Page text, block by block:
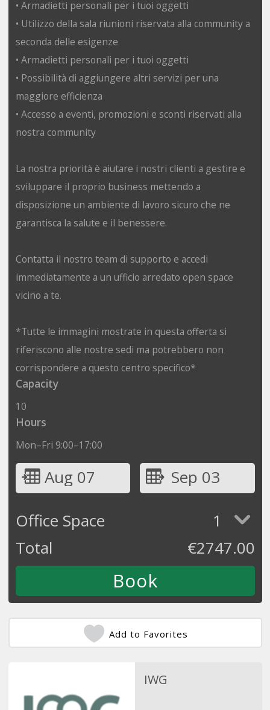
• Armadietti personali per i tuoi oggetti
• Utilizzo della sala riunioni riservata alla community a
seconda delle esigenze
• Armadietti personali per i tuoi oggetti
• Possibilità di aggiungere altri servizi per una
maggiore efficienza
• Accesso a eventi, promozioni e sconti riservati alla
nostra community
La nostra priorità è aiutare i nostri clienti a gestire e
sviluppare il proprio business mettendo a
disposizione un ambiente di lavoro sicuro che ne
garantisca la salute e il benessere.
Contatta il nostro team di supporto e accedi
immediatamente a un ufficio arredato open space
vicino a te.
*Tutte le immagini mostrate in questa offerta si
riferiscono alle nostre sedi ma potrebbero non
corrispondere a questo centro specifico*
Capacity
10
Hours
Mon–Fri 9:00–17:00
Aug 07
Sep 03
Office Space
1
Total
€2747.00
Add to Favorites
IWG